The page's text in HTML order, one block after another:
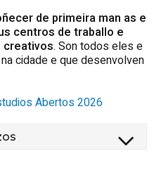
de primeira man as e
centros de traballo e
creativos. Son todos eles e
cidade e que desenvolven
Abertos 2026